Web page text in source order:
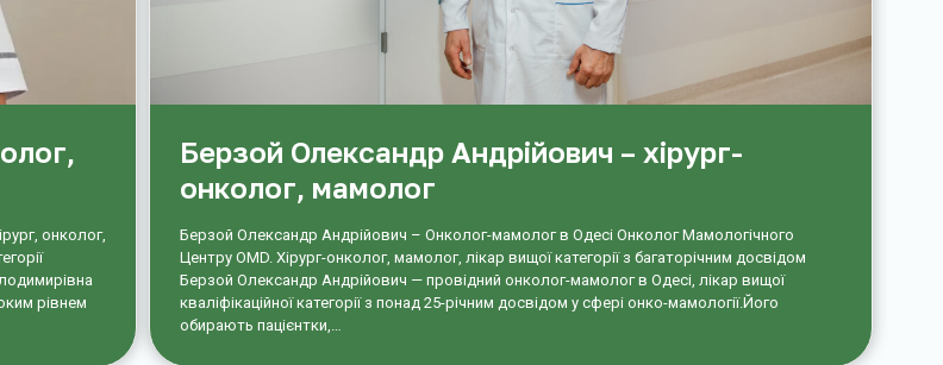
онколог,
рівнем
Берзой Олександр Андрійович – хірург-
онколог, мамолог
Берзой Олександр Андрійович – Онколог-мамолог в Одесі Онколог Мамологічного
Центру OMD. Хірург-онколог, мамолог, лікар вищої категорії з багаторічним досвідом
Берзой Олександр Андрійович — провідний онколог-мамолог в Одесі, лікар вищої
кваліфікаційної категорії з понад 25-річним досвідом у сфері онко-мамології.Його
обирають пацієнтки,…